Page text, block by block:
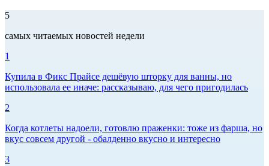
5
самых читаемых новостей недели
1
Купила в Фикс Прайсе дешёвую шторку для ванны, но
использовала ее иначе: рассказываю, для чего пригодилась
2
Когда котлеты надоели, готовлю праженки: тоже из фарша, но
вкус совсем другой - обалденно вкусно и интересно
3